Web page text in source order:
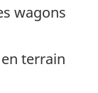
wagons
terrain